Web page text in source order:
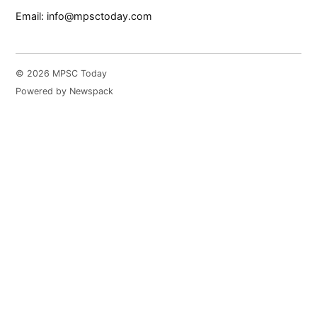
Email: info@mpsctoday.com
© 2026 MPSC Today
Powered by Newspack